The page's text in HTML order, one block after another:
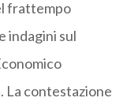
frattempo
indagini sul
La contestazione